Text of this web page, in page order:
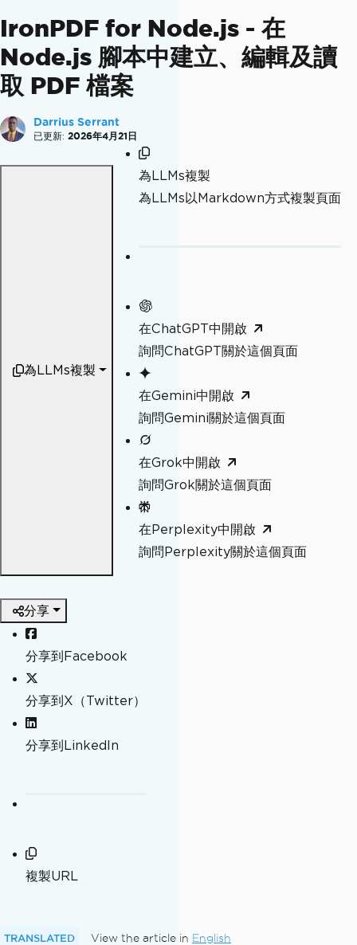
IronPDF for Node.js - 在
Node.js 腳本中建立、編輯及讀
取 PDF 檔案
Darrius Serrant
已更新: 2026年4月21日
為LLMs複製
為LLMs複製
為LLMs以Markdown方式複製頁面
在ChatGPT中開啟
詢問ChatGPT關於這個頁面
在Gemini中開啟
詢問Gemini關於這個頁面
在Grok中開啟
詢問Grok關於這個頁面
在Perplexity中開啟
詢問Perplexity關於這個頁面
分享
分享到Facebook
分享到X（Twitter）
分享到LinkedIn
複製URL
TRANSLATED View the article in English